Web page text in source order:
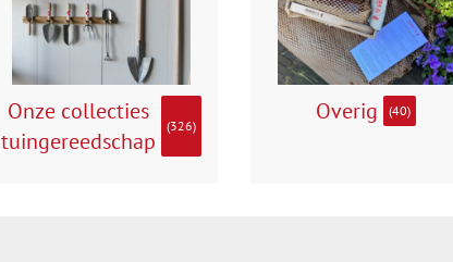
Onze collecties
tuingereedschap
(326)
Overig (40)